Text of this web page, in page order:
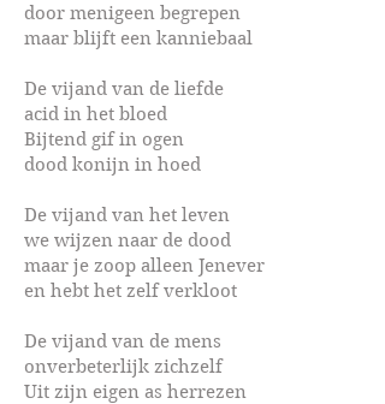
door menigeen begrepen
maar blijft een kanniebaal
De vijand van de liefde
acid in het bloed
Bijtend gif in ogen
dood konijn in hoed
De vijand van het leven
we wijzen naar de dood
maar je zoop alleen Jenever
en hebt het zelf verkloot
De vijand van de mens
onverbeterlijk zichzelf
Uit zijn eigen as herrezen